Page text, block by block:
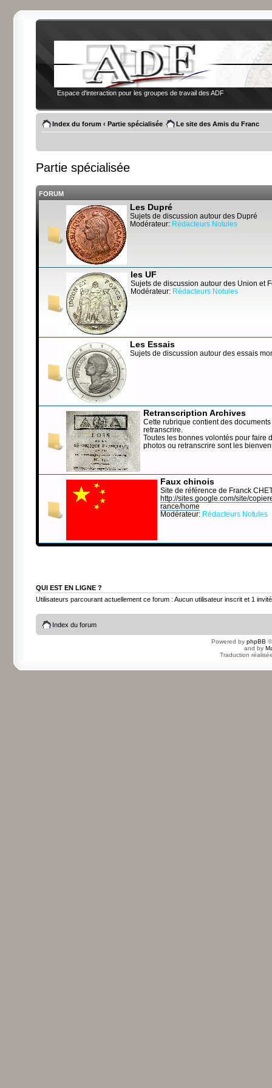
Espace d'interaction pour les groupes de travail des ADF
Index du forum ‹ Partie spécialisée Le site des Amis du Franc
Partie spécialisée
FORUM
Les Dupré
Sujets de discussion autour des Dupré
Modérateur: Rédacteurs Notules
les UF
Sujets de discussion autour des Union et
Modérateur: Rédacteurs Notules
Les Essais
Sujets de discussion autour des essais
Retranscription Archives
Cette rubrique contient des
retranscrire.
Toutes les bonnes volontés pour faire
photos ou retranscrire sont les
Faux chinois
Site de référence de Franck
http://sites.google.com/site/
rance/home
Modérateur: Rédacteurs Notules
QUI EST EN LIGNE ?
Utilisateurs parcourant actuellement ce forum : Aucun utilisateur inscrit et 1 invité
Index du forum
Powered by phpBB
and by
Traduction